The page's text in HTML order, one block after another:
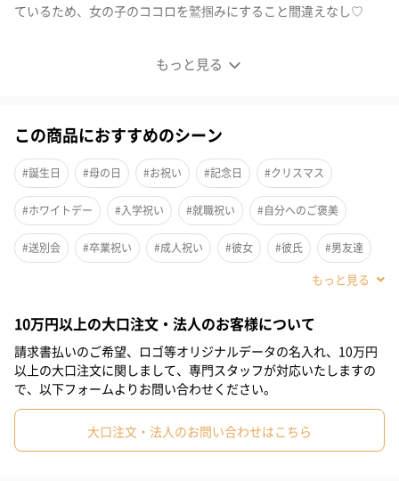
もっと見る
ているため、女の子のココロを鷲掴みにすること間違えなし♡
モテる香水の代表格『ランバン』（LANVIN Paris）
「ランバン」はフランス・パリ発祥の世界的に有名なファッショ
ンブランドですが、日本でも若い女性をはじめ、年齢問わず幅広
い方に愛されています◎その人気の秘訣は『おしゃれなボトル』
この商品におすすめのシーン
#誕生日 #母の日 #お祝い #記念日 #クリスマス
#ホワイトデー #入学祝い #就職祝い #自分へのご褒美
#送別会 #卒業祝い #成人祝い #彼女 #彼氏 #男友達
#30代
#40代
10万円以上の大口注文・法人のお客様について
請求書払いのご希望、ロゴ等オリジナルデータの名入れ、10万円
以上の大口注文に関しまして、専門スタッフが対応いたしますの
で、以下フォームよりお問い合わせください。
大口注文・法人のお問い合わせはこちら